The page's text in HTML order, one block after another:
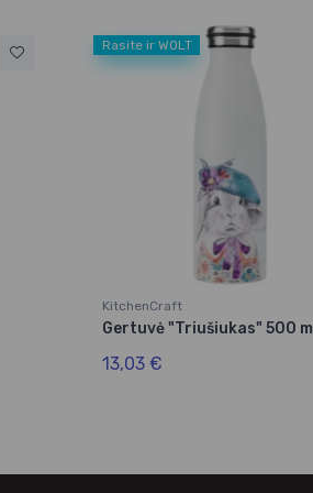
Rasite ir WOLT
KitchenCraft
Gertuvė "Triušiukas" 500 ml
13,03 €